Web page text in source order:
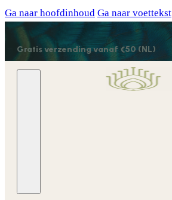
Ga naar hoofdinhoud Ga naar voettekst
Gratis verzending vanaf €50 (NL)